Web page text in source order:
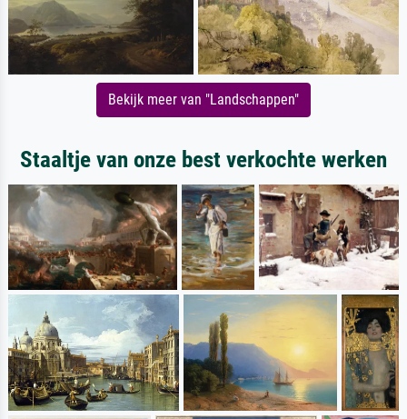
Bekijk meer van "Landschappen"
Staaltje van onze best verkochte werken